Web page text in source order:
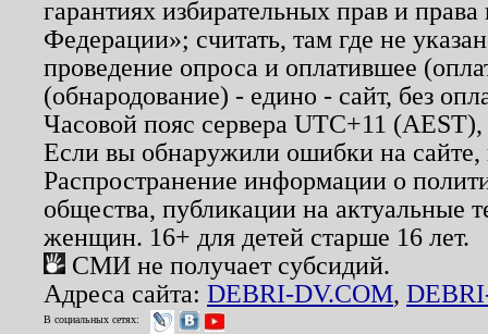
гарантиях избирательных прав и
Федерации»; считать, там где не
проведение опроса и оплатившее
(обнародование) - едино - сайт, без
Часовой пояс сервера UTC+11
Если вы обнаружили ошибки на
Распространение информации о
общества, публикации на актуальные
женщин. 16+ для детей старше 16 лет.
СМИ не получает субсидий.
Адреса сайта: DEBRI-DV.COM,
В социальных сетях: